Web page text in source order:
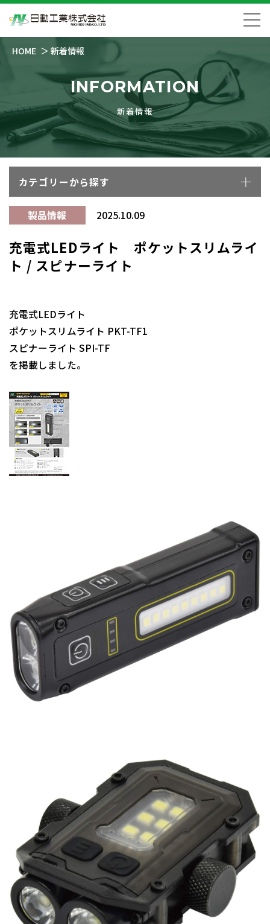
HOME 新着情報
INFORMATION
新着情報
カテゴリーから探す
製品情報 2025.10.09
充電式LEDライト ポケットスリムライ
ト / スピナーライト
充電式LEDライト
ポケットスリムライト PKT-TF1
スピナーライト SPI-TF
を掲載しました。